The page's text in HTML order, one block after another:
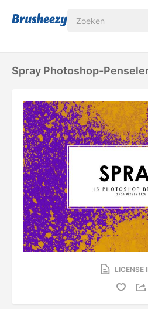
Spray Photoshop-
LICENSE